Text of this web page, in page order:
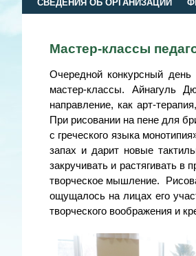
СВЕДЕНИЯ ОБ ОРГАНИЗАЦИИ
Мастер-классы
Очередной конкурсный день
мастер-классы. Айнагуль
направление, как арт-
При рисовании на пене для
с греческого языка
запах и дарит новые
закручивать и растягивать
творческое мышление.
ощущалось на лицах его
творческого воображения и